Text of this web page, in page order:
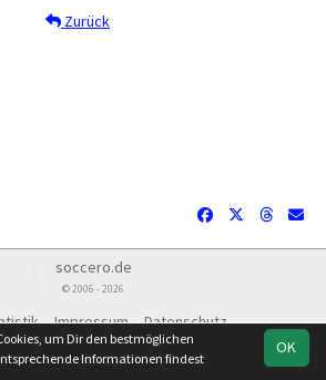
Zurück
soccero.de
© 2006 - 2026
Impressum
Datenschutz
OK
um Dir den bestmöglichen
Informationen findest